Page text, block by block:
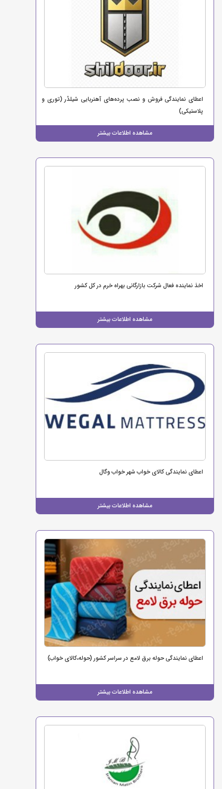
اعطای نمایندگی فروش و نصب پرده‌های آهنربایی شیلدُر (توری و
پلاستیکی)
مشاهده اطلاعات بیشتر
اخذ نماینده فعال شرکت بازارگانی بهراه خرم در کل کشور
مشاهده اطلاعات بیشتر
اعطای نمایندگی کالای خواب شهر خواب وگال
مشاهده اطلاعات بیشتر
اعطای نمایندگی حوله برق لامع در سراسر کشور (حوله،کالای خواب)
مشاهده اطلاعات بیشتر